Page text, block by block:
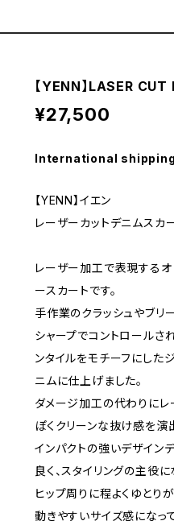
【YENN】LASER
¥27,500
International
【YENN】イエン
レーザーカットデニムスカ
レーザー加工で表現する
ースカートです。
手作業のクラッシュやブリ
シャープでコントロールさ
ンタイルをモチーフにした
ニムに仕上げました。
ダメージ加工の代わりにレ
ぽくクリーンな抜け感を演
インパクトの強いデザイン
良く、スタイリングの主役に
ヒップ周りに程よくゆとり
動きやすいサイズ感になっ